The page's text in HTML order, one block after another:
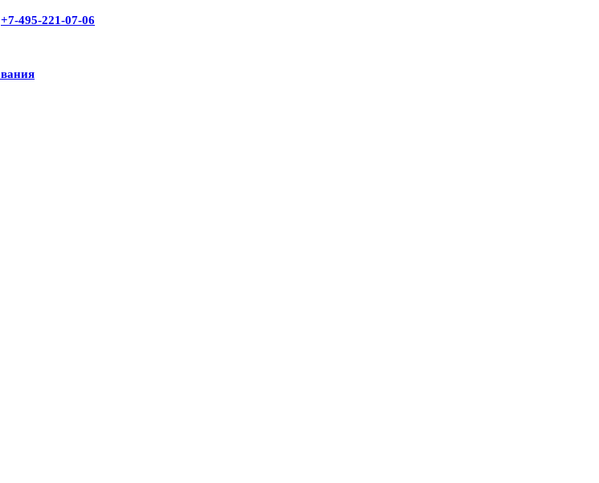
+7-495-221-07-06